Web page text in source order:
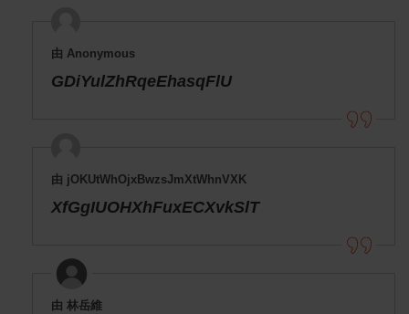
由 Anonymous
GDiYulZhRqeEhasqFlU
由 jOKUtWhOjxBwzsJmXtWhnVXK
XfGgIUOHXhFuxECXvkSlT
由 林岳維